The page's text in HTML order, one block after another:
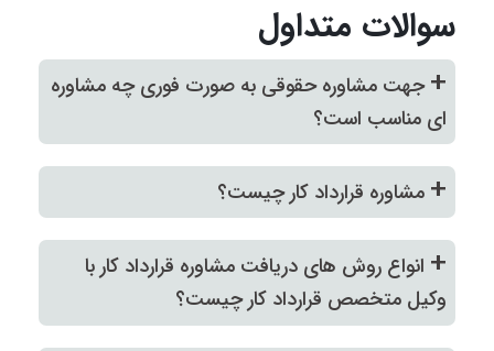
سوالات متداول
+جهت مشاوره حقوقی به صورت فوری چه مشاوره
ای مناسب است؟
+ مشاوره قرارداد کار چیست؟
+ انواع روش های دریافت مشاوره قرارداد کار با
وکیل متخصص قرارداد کار چیست؟